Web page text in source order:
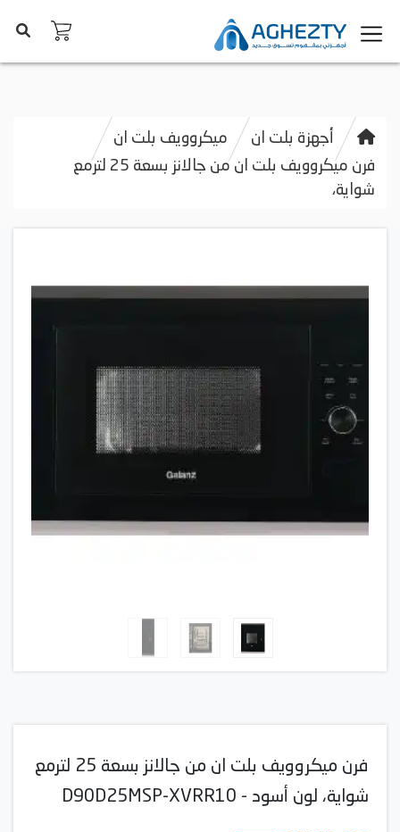
أجهزة بلت ان
ميكروويف بلت ان
فرن ميكروويف بلت ان من جالانز بسعة 25 لترمع
شواية،
فرن ميكروويف بلت ان من جالانز بسعة 25 لترمع
شواية، لون أسود - D90D25MSP-XVRR10